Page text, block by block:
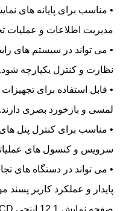
• مناسب برای پایانه های
مدیریت اطلاعات و عملیات
• می تواند در سیستم های
نظارت و کنترل یکپارچه شود.
• قابل استفاده برای
لمسی و بازخورد بصری دارند.
• مناسب برای کنترل پنل
سرویس و کنسول های
• می تواند در دستگاه های
پایدار و عملکرد کاربر پسند